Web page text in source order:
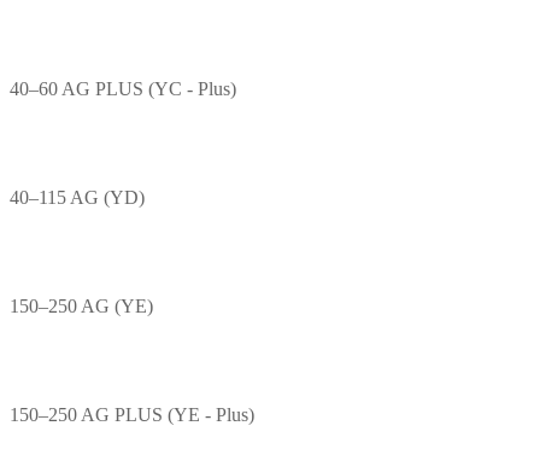
40–60 AG PLUS (YC - Plus)
40–115 AG (YD)
150–250 AG (YE)
150–250 AG PLUS (YE - Plus)